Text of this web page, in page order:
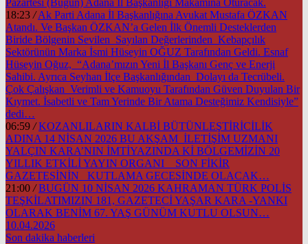
Pazartesi (Bugün) Adana İl Başkanlığı Makamına Oturacak.
18:23 / Ak Parti Adana İl Başkanlığına Avukat Mustafa ÖZKAN
Atandı. Ve Başkan ÖZKAN’a Gelen İlk Önemli Desteklerden
Biride Bölgenin Sevilen Sayılan Değerlerinden Kebapçılık
Sektörünün Marka İsmi Hüseyin OĞUZ Tarafından Geldi. Esnaf
Hüseyin Oğuz, “Adana’mızın Yeni İl Başkanı Genç ve Enerji
Sahibi. Ayrıca Seyhan İlçe Başkanlığından Dolayı da Tecrübeli.
Çok Çalışkan Verimli ve Kamuoyu Tarafından Güven Duyulan Bir
Kıymet. İsabetli ve Tam Yerinde Bir Atama Desteğimiz Kendisiyle”
dedi…
06:59 / KOZANLILARIN KALBİ BÜTÜNLEŞTİRİCİLİK
ADINA 14 NİSAN 2026 BU AKŞAM İLETİŞİM UZMANI
YALÇIN KARA’NIN İMTİYAZINDA Kİ BÖLGEMİZİN 20
YILLIK ETKİLİ YAYIN ORGANI SON FİKİR
GAZETESİNİN KUTLAMA GECESİNDE OLACAK…
21:00 / BUGÜN 10 NİSAN 2026 KAHRAMAN TÜRK POLİS
TEŞKİLATIMIZIN 181, GAZETECİ YAŞAR KARA -YANKI
OLARAK BENİM 67. YAŞ GÜNÜM KUTLU OLSUN…
10.04.2026
Son dakika haberleri